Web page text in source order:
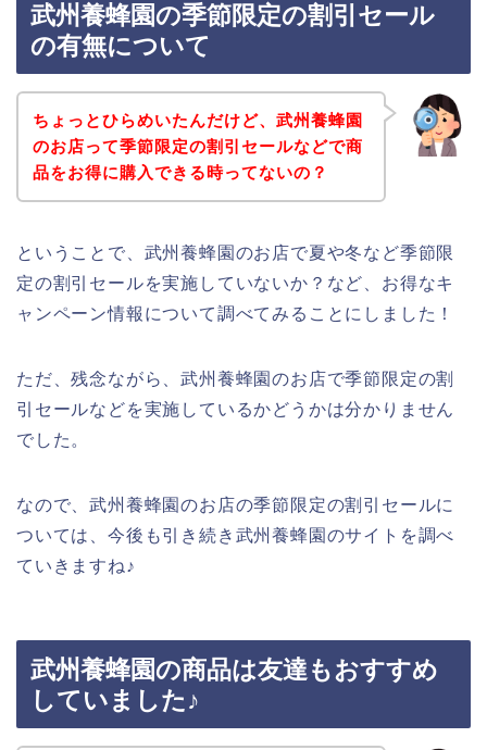
武州養蜂園の季節限定の割引セール
の有無について
ちょっとひらめいたんだけど、武州養蜂園
のお店って季節限定の割引セールなどで商
品をお得に購入できる時ってないの？
ということで、武州養蜂園のお店で夏や冬など季節限
定の割引セールを実施していないか？など、お得なキ
ャンペーン情報について調べてみることにしました！
ただ、残念ながら、武州養蜂園のお店で季節限定の割
引セールなどを実施しているかどうかは分かりません
でした。
なので、武州養蜂園のお店の季節限定の割引セールに
ついては、今後も引き続き武州養蜂園のサイトを調べ
ていきますね♪
武州養蜂園の商品は友達もおすすめ
していました♪